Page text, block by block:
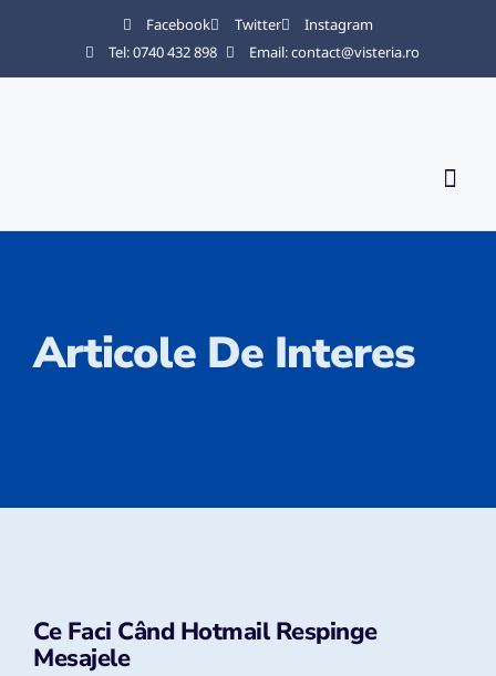
Facebook Twitter
Instagram
Tel: 0740 432 898
Email: contact@visteria.ro
Articole De Interes
Ce Faci Când Hotmail Respinge
Mesajele